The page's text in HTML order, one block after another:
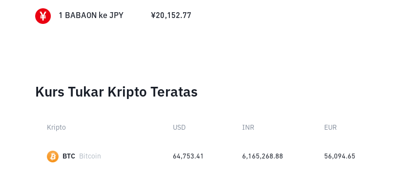
1 BABAON ke JPY ¥20,152.77
Kurs Tukar Kripto Teratas
Kripto USD INR EUR
BTC Bitcoin 64,753.41 6,165,268.88 56,094.65